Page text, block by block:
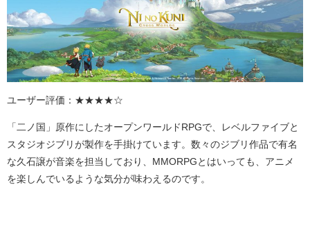
ユーザー評価：★★★★☆
「二ノ国」原作にしたオープンワールド RPGで、レベルファイブと
スタジオジブリが製作を手掛けています。数々のジブリ作品で有名
な久石譲が音楽を担当しており、MMORPGとはいっても、アニメ
を楽しんでいるような気分が味わえるのです。